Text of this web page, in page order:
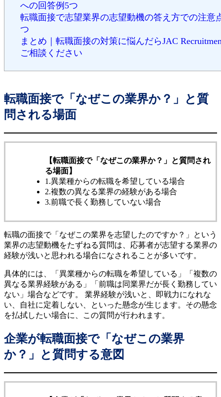
への回答例5つ
転職面接で志望業界の志望動機の答え方での注意
つ
まとめ｜転職面接の対策に悩んだらJAC
ご相談ください
転職面接で「なぜこの業界か？」と質
問される場面
【転職面接で「なぜこの業界か？」と質問され
る場面】
1.異業種からの転職を希望している場合
2.複数の異なる業界の経験がある場合
3.前職で長く勤務していない場合
転職の面接で「なぜこの業界を志望したのですか？」という
業界の志望動機をたずねる質問は、応募者が志望する業界の
経験が浅いと思われる場合になされることが多いです。
具体的には、「異業種からの転職を希望している」「複数の
異なる業界経験がある」「前職は同業界だが長く勤務してい
ない」場合などです。 業界経験が浅いと、即戦力になれな
い、自社に定着しない、といった懸念が生じます。その懸念
を払拭したい場合に、この質問が行われます。
企業が転職面接で「なぜこの業界
か？」と質問する意図